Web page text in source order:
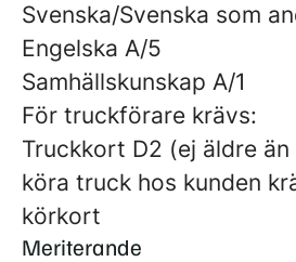
Svenska/Svenska som
Engelska A/5
Samhällskunskap A/1
För truckförare krävs:
Truckkort D2 (ej äldre
köra truck hos kunden
körkort
Meriterande